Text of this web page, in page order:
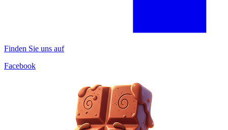
Finden Sie uns auf
Facebook